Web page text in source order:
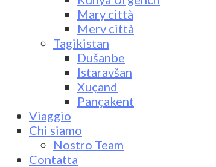
Mary città
Merv città
Tagikistan
Dušanbe
Istaravšan
Xuçand
Pançakent
Viaggio
Chi siamo
Nostro Team
Contatta